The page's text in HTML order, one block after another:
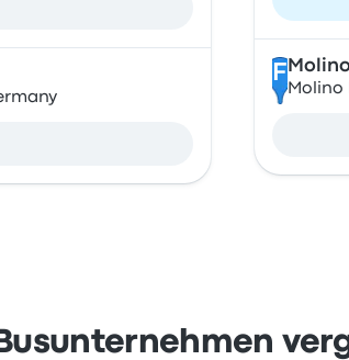
F
Molino
Busunternehmen